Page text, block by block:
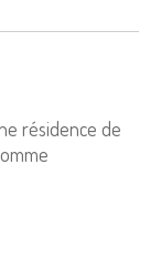
résidence de